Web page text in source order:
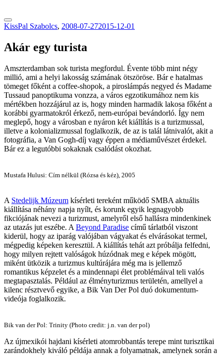
KissPal Szabolcs, 2008-07-272015-12-01
Akár egy turista
Amszterdamban sok turista megfordul. Évente több mint négy
millió, ami a helyi lakosság számának ötszöröse. Bár e hatalmas
tömeget főként a coffee-shopok, a piroslámpás negyed és Madame
Tussaud panoptikuma vonzza, a város egzotikumához nem kis
mértékben hozzájárul az is, hogy minden harmadik lakosa főként a
korábbi gyarmatokról érkező, nem-európai bevándorló. Így nem
meglepő, hogy a városban e nyáron két kiállítás is a turizmussal,
illetve a kolonializmussal foglalkozik, de az is talál látnivalót, akit a
fotográfia, a Van Gogh-díj vagy éppen a médiaművészet érdekel.
Bár ez a legutóbbi sokaknak csalódást okozhat.
Mustafa Hulusi: Cím nélkül (Rózsa és kéz), 2005
A Stedelijk Múzeum kísérleti tereként működő SMBA aktuális
kiállítása néhány napja nyílt, és korunk egyik legnagyobb
fikciójának nevezi a turizmust, amelyről első hallásra mindenkinek
az utazás jut eszébe. A Beyond Paradise című tárlatból viszont
kiderül, hogy az iparág valójában vágyakat és elvárásokat termel,
mégpedig képeken keresztül. A kiállítás tehát azt próbálja felfedni,
hogy milyen rejtett valóságok húzódnak meg e képek mögött,
miként ütközik a turizmus kultúrájára még ma is jellemző
romantikus képzelet és a mindennapi élet problémáival teli valós
megtapasztalás. Például az élményturizmus területén, amellyel a
kilenc résztvevő egyike, a Bik Van Der Pol duó dokumentum-
videója foglalkozik.
Bik van der Pol: Trinity (Photo credit: j.n. van der pol)
Az újmexikói hajdani kísérleti atomrobbantás terepe mint turisztikai
zarándokhely kiváló példája annak a folyamatnak, amelynek során a